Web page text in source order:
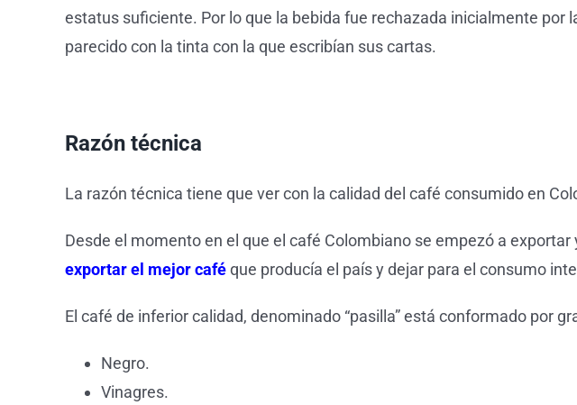
estatus suficiente. Por lo que la bebida fue rechazada inicialmente por
parecido con la tinta con la que escribían sus cartas.
Razón técnica
La razón técnica tiene que ver con la calidad del café consumido en
Desde el momento en el que el café Colombiano se empezó a
exportar el mejor caféque producía el país y dejar para el consumo
El café de inferior calidad, denominado “pasilla” está conformado por
Negro.
Vinagres.